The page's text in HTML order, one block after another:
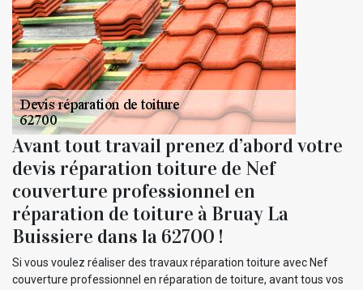
Avant tout travail prenez d’abord votre
devis réparation toiture de Nef
couverture professionnel en
réparation de toiture à Bruay La
Buissiere dans la 62700 !
Si vous voulez réaliser des travaux réparation toiture avec Nef
couverture professionnel en réparation de toiture, avant tous vos